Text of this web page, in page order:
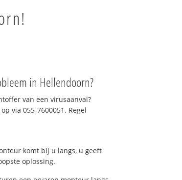
in Hellendoorn?
van een virusaanval?
via 055-7600051. Regel
komt bij u langs, u geeft
oplossing.